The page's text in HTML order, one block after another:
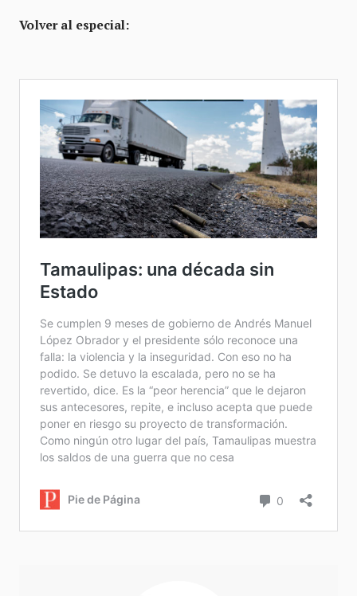
Volver al especial: